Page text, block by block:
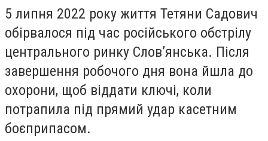
5 липня 2022 року життя Тетяни Садович
обірвалося під час російського обстрілу
центрального ринку Слов’янська. Після
завершення робочого дня вона йшла до
охорони, щоб віддати ключі, коли
потрапила під прямий удар касетним
боєприпасом.